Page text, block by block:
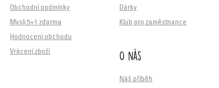
Obchodní podmínky
Mysli 5+1 zdarma
Hodnocení obchodu
Vrácení zboží
Dárky
Klub pro zaměstnance
O nás
Náš příběh